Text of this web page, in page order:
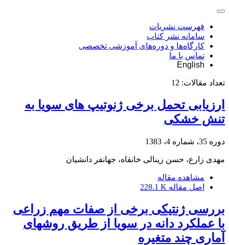
فهرست نشریات
سامانه نشر کتاب
کارگاه‌ها و دوره‌های آموزشی تخصصی
تماس با ما
English
تعداد مقالات: 12
ارزیابی تحمل برخی ژنوتیپ های سویا به
تنش خشکی
دوره 35، شماره 4، 1383
مهدی زارع، حسن زینالی خانقاه، جهانفر دانشیان
مشاهده مقاله
اصل مقاله 228.1 K
بررسی ژنتیکی برخی از صفات مهم زراعی
با عملکرد دانه در سویا از طریق روشهای
آماری چند متغیره